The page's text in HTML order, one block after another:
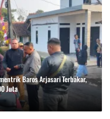
Baros Arjasari Terbakar,
Juta